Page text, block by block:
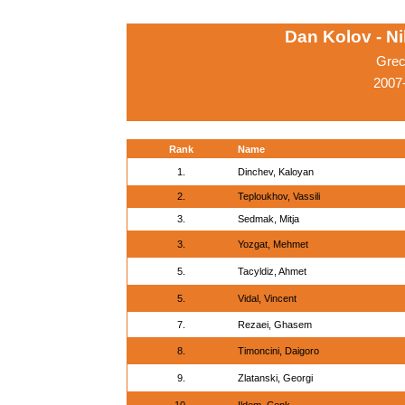
Dan Kolov -
Rank Name
1. Dinchev, Kaloyan
2. Teploukhov, Vassili
3. Sedmak, Mitja
3. Yozgat, Mehmet
5. Tacyldiz, Ahmet
5. Vidal, Vincent
7. Rezaei, Ghasem
8. Timoncini, Daigoro
9. Zlatanski, Georgi